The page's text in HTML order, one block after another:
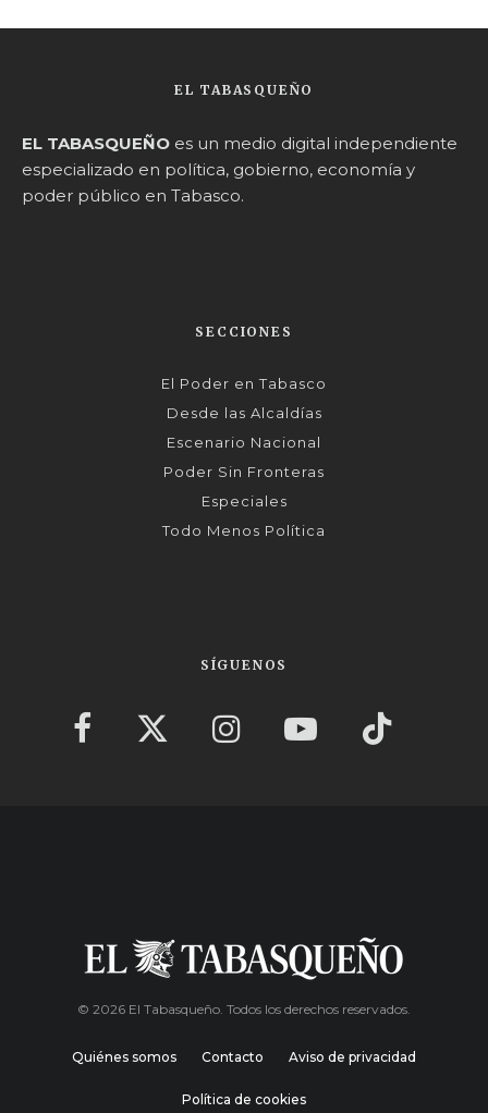
EL TABASQUEÑO
EL TABASQUEÑO es un medio digital independiente
especializado en política, gobierno, economía y
poder público en Tabasco.
SECCIONES
El Poder en Tabasco
Desde las Alcaldías
Escenario Nacional
Poder Sin Fronteras
Especiales
Todo Menos Política
SÍGUENOS
© 2026 El Tabasqueño. Todos los derechos reservados.
Quiénes somos Contacto Aviso de privacidad
Política de cookies